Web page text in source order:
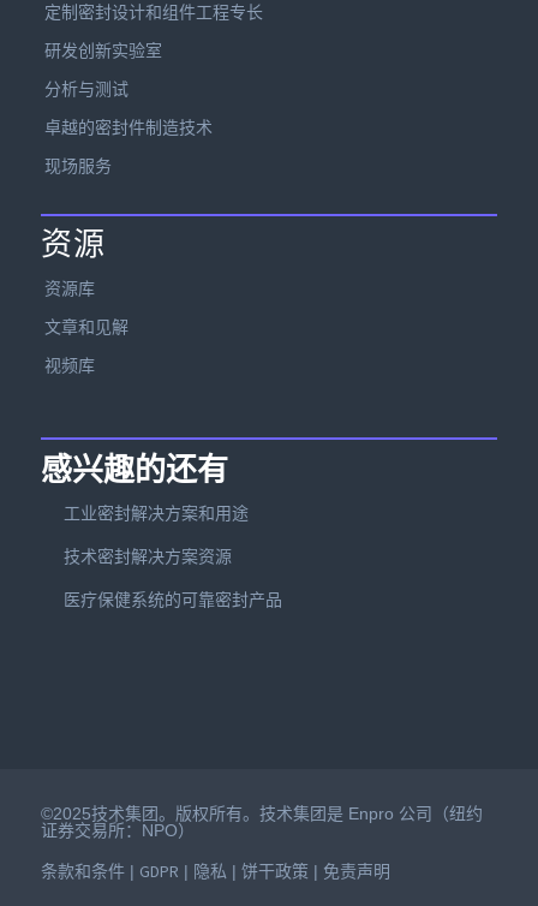
定制密封设计和组件工程专长
研发创新实验室
分析与测试
卓越的密封件制造技术
现场服务
资源
资源库
文章和见解
视频库
感兴趣的还有
工业密封解决方案和用途
技术密封解决方案资源
医疗保健系统的可靠密封产品
©2025技术集团。版权所有。技术集团是 Enpro 公司（纽约
证券交易所：NPO）
条款和条件| GDPR | 隐私 | 饼干政策 | 免责声明